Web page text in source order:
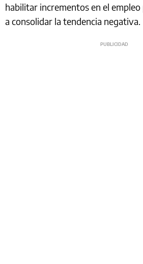
habilitar incrementos en el
a consolidar la tendencia negativa.